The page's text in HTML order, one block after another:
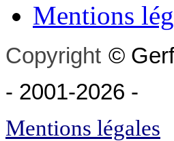
Mentions
Copyright ©
- 2001-2026 -
Mentions légales